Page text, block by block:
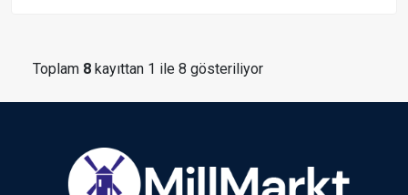
Toplam 8 kayıttan 1 ile 8 gösteriliyor